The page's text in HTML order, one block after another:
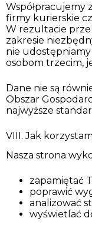
Współpracujemy
firmy kurierskie
W rezultacie
zakresie
nie
osobom trzecim,
Dane nie są
Obszar
najwyższe
VIII. Jak
Nasza strona
zapamiętać
poprawić
analizować
wyświetlać